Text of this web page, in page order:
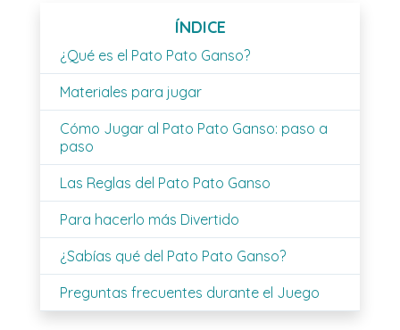
ÍNDICE
¿Qué es el Pato Pato Ganso?
Materiales para jugar
Cómo Jugar al Pato Pato Ganso: paso a
paso
Las Reglas del Pato Pato Ganso
Para hacerlo más Divertido
¿Sabías qué del Pato Pato Ganso?
Preguntas frecuentes durante el Juego